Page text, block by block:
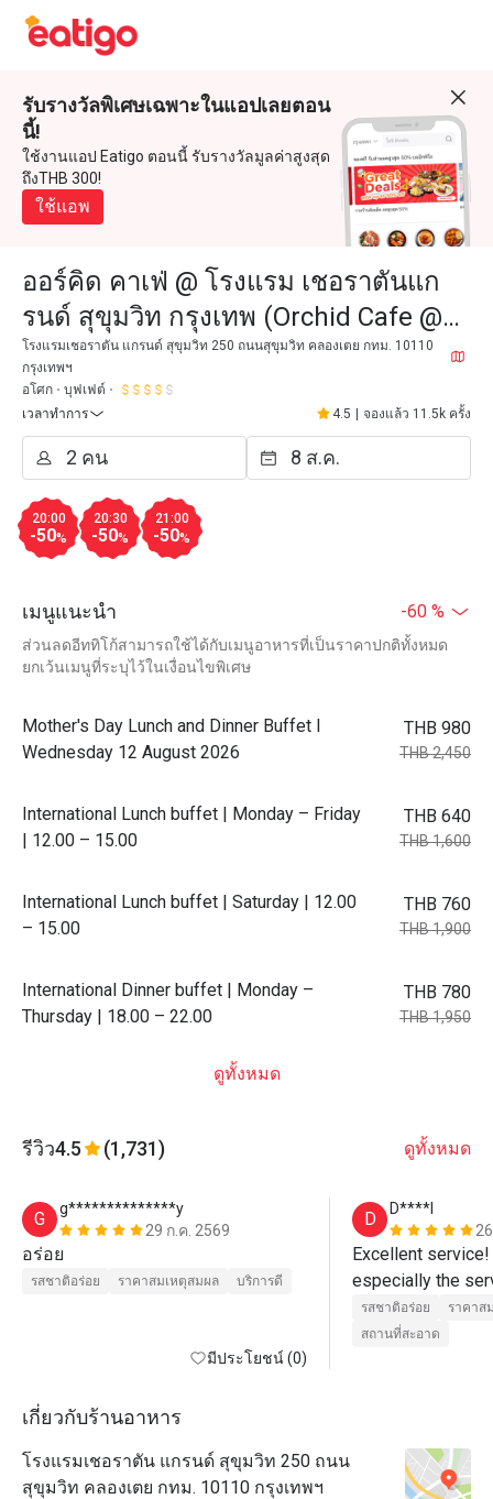
รับรางวัลพิเศษเฉพาะในแอปเลยตอน
นี้!
ใช้งานแอป Eatigo ตอนนี้ รับรางวัลมูลค่าสูงสุด
ถึงTHB 300!
ใช้แอพ
ออร์คิด คาเฟ่ @ โรงแรม เชอราตันแก
รนด์ สุขุมวิท กรุงเทพ (Orchid Cafe @
Sheraton Grande Sukhumvit Hotel)
โรงแรมเชอราตัน แกรนด์ สุขุมวิท 250 ถนนสุขุมวิท คลองเตย กทม. 10110
กรุงเทพฯ
อโศก
บุฟเฟต์
เวลาทำการ
4.5 จองแล้ว 11.5k ครั้ง
20:00
-50%
20:30
-50%
21:00
-50%
เมนูแนะนำ -60 %
ส่วนลดอีททิโก้สามารถใช้ได้กับเมนูอาหารที่เป็นราคาปกติทั้งหมด
ยกเว้นเมนูที่ระบุไว้ในเงื่อนไขพิเศษ
Mother's Day Lunch and Dinner Buffet l
Wednesday 12 August 2026
THB 980
THB 2,450
International Lunch buffet | Monday – Friday
| 12.00 – 15.00
THB 640
THB 1,600
International Lunch buffet | Saturday | 12.00
– 15.00
THB 760
THB 1,900
International Dinner buffet | Monday –
Thursday | 18.00 – 22.00
THB 780
THB 1,950
ดูทั้งหมด
รีวิว4.5 (1,731) ดูทั้งหมด
G
g**************y
29 ก.ค. 2569
อร่อย
รสชาติอร่อย ราคาสมเหตุสมผล บริการดี
มีประโยชน์ (0)
D
D****l
Excellent
especially the
professional in
presentation.
รสชาติอร่อย
ราคาส
สถานที่สะอาด
เกี่ยวกับร้านอาหาร
โรงแรมเชอราตัน แกรนด์ สุขุมวิท 250 ถนน
สุขุมวิท คลองเตย กทม. 10110 กรุงเทพฯ